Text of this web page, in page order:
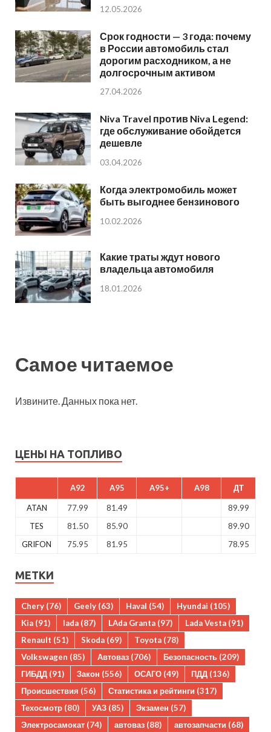
12.05.2026
Срок годности — 3 года: почему
в России автомобиль стал
дорогим расходником, а не
долгосрочным активом
27.04.2026
Niva Travel против Niva Legend:
где обслуживание обойдется
дешевле
03.04.2026
Когда электромобиль может
быть выгоднее бензинового
10.02.2026
Какие траты ждут нового
владельца автомобиля
18.01.2026
Самое читаемое
Извините. Данных пока нет.
ЦЕНЫ НА ТОПЛИВО
A92 A95 A95+ A98 ДТ
ATAN 77.99 81.49
89.99
TES
81.50 85.90
89.90
GRIFON
75.95 81.95 78.95
МЕТКИ
Chery (76) Geely (63) Haval (54) Hyundai (105)
Kia (91) lada (87) LAda Granta (97) Lada Vesta (91)
Renault (51) Skoda (69) Toyota (78)
Volkswagen (85) Автоваз (706) Безопасность (209)
ГИБДД (91) Закон (556) ОСАГО (49) ПДД (136)
Происшествия (56) Статистика и рейтинги (317)
Техосмотр (80) УАЗ (85) Экзамен (57)
Электросамокат (74) автоваз (88) автозапчасти (68)